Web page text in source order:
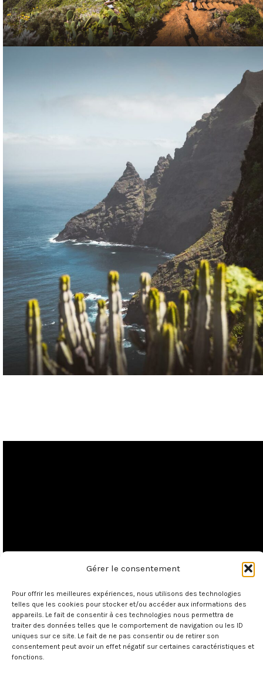
Gérer le consentement
Pour offrir les meilleures expériences, nous utilisons des technologies
telles que les cookies pour stocker et/ou accéder aux informations des
appareils. Le fait de consentir à ces technologies nous permettra de
traiter des données telles que le comportement de navigation ou les ID
uniques sur ce site. Le fait de ne pas consentir ou de retirer son
consentement peut avoir un effet négatif sur certaines caractéristiques et
fonctions.